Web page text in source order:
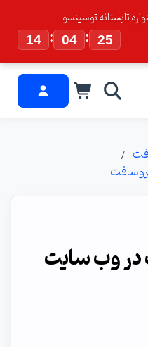
تابستانه توسینسو
14 : 04 : 25
در وب سایت